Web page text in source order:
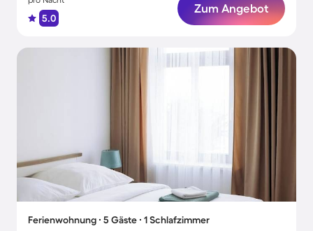
5.0
Zum Angebot
Ferienwohnung ∙ 5 Gäste ∙ 1 Schlafzimmer